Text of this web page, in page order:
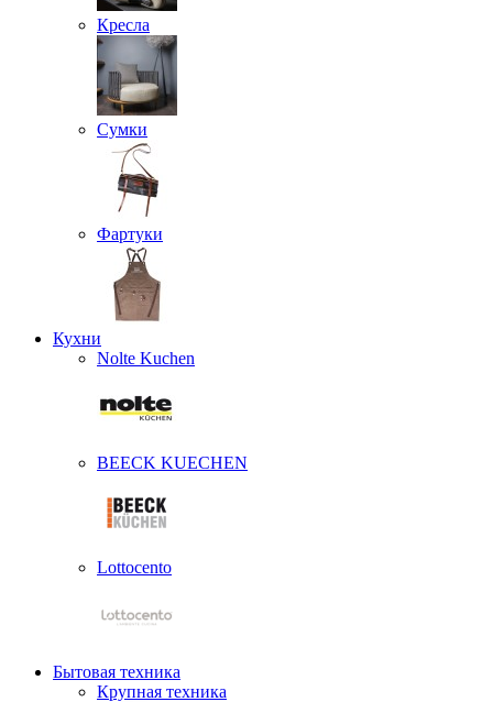
Кресла
Сумки
Фартуки
Кухни
Nolte Kuchen
BEECK KUECHEN
Lottocento
Бытовая техника
Крупная техника